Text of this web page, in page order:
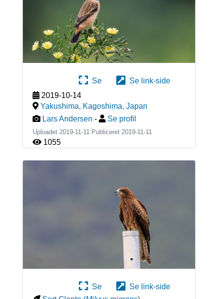
Se
Se link-side
2019-10-14
Yakushima, Kagoshima, Japan
Lars Andersen - Se profil
Uploadet 2019-11-11 Publiceret 2019-11-11
1055
Se
Se link-side